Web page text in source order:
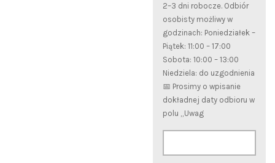
2–3 dni robocze. Odbiór
osobisty możliwy w
godzinach: Poniedziałek –
Piątek: 11:00 – 17:00
Sobota: 10:00 – 13:00
Niedziela: do uzgodnienia
📅 Prosimy o wpisanie
dokładnej daty odbioru w
polu „Uwag